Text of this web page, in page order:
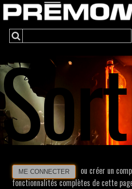
ME CONNECTER
ou créer un
fonctionnalités complètes de cette